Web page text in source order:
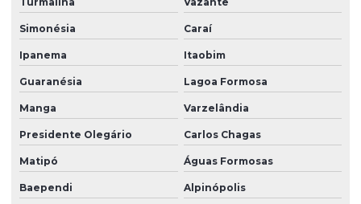
Simonésia Caraí
Ipanema Itaobim
Guaranésia Lagoa Formosa
Manga Varzelândia
Presidente Olegário Carlos Chagas
Matipó Águas Formosas
Baependi Alpinópolis